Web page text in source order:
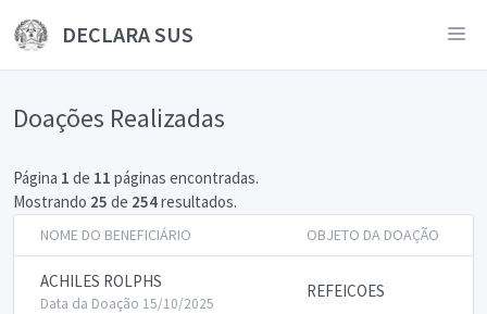
DECLARA SUS
Doações Realizadas
Página 1 de 11 páginas encontradas.
Mostrando 25 de 254resultados.
NOME DO BENEFICIÁRIO OBJETO DA DOAÇÃO
ACHILES ROLPHS
Data da Doação 15/10/2025
REFEICOES